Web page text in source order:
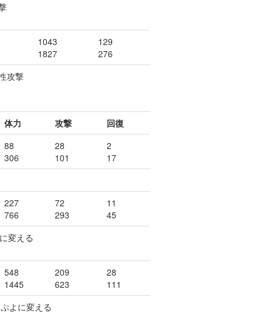
1043
1827
129
276
攻撃
体力 攻撃
回復
88
306
28
101
2
17
227
766
72
293
11
45
変える
548
1445
209
623
28
111
よに変える